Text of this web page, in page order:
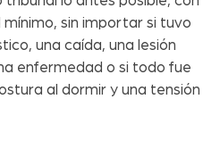
sin importar si tuvo
una caída, una lesión
enfermedad o si todo fue
al dormir y una tensión